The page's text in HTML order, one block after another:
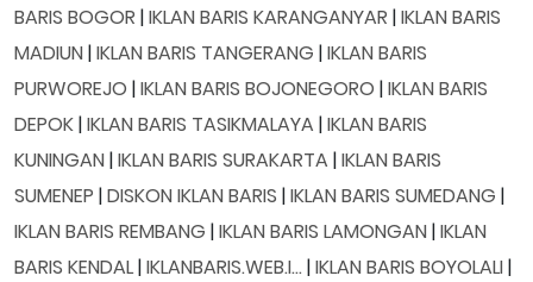
BARIS BOGOR |IKLAN BARIS KARANGANYAR |IKLAN BARIS
MADIUN|IKLAN BARIS TANGERANG |IKLAN BARIS
PURWOREJO |IKLAN BARIS BOJONEGORO |IKLAN BARIS
DEPOK|IKLAN BARIS TASIKMALAYA |IKLAN BARIS
KUNINGAN|IKLAN BARIS SURAKARTA |IKLAN BARIS
SUMENEP |DISKON IKLAN BARIS |IKLAN BARIS SUMEDANG |
IKLAN BARIS REMBANG |IKLAN BARIS LAMONGAN|IKLAN
BARIS KENDAL|IKLANBARIS.WEB.I...|IKLAN BARIS BOYOLALI|